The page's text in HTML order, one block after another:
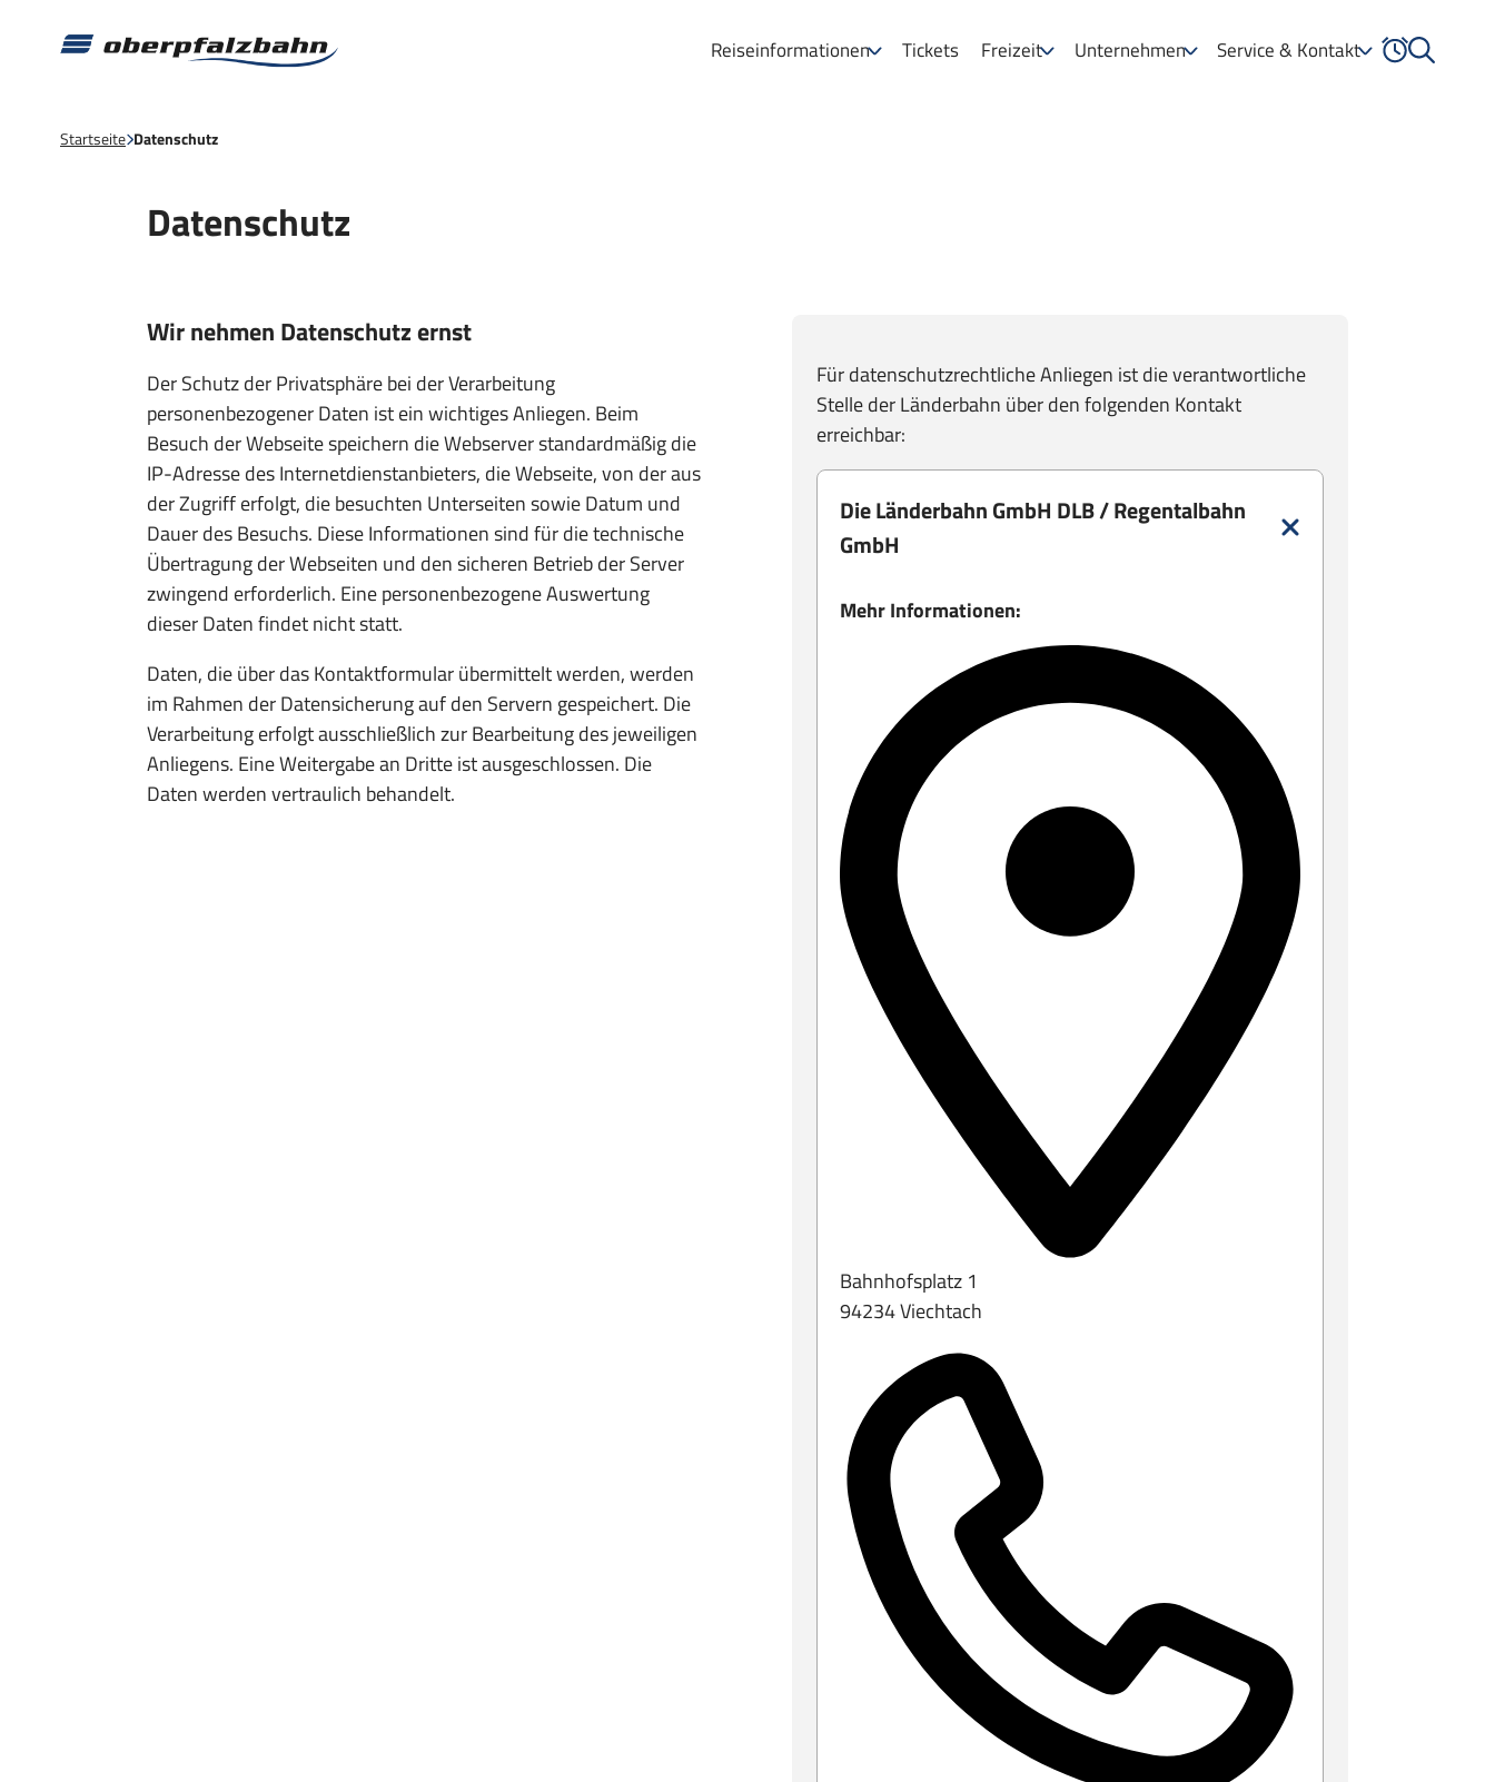
Reiseinformationen Tickets Freizeit Unternehmen Service & Kontakt
Startseite Datenschutz
Datenschutz
Wir nehmen Datenschutz ernst
Der Schutz der Privatsphäre bei der Verarbeitung
personenbezogener Daten ist ein wichtiges Anliegen. Beim
Besuch der Webseite speichern die Webserver standardmäßig die
IP-Adresse des Internetdienstanbieters, die Webseite, von der aus
der Zugriff erfolgt, die besuchten Unterseiten sowie Datum und
Dauer des Besuchs. Diese Informationen sind für die technische
Übertragung der Webseiten und den sicheren Betrieb der Server
zwingend erforderlich. Eine personenbezogene Auswertung
dieser Daten findet nicht statt.
Daten, die über das Kontaktformular übermittelt werden, werden
im Rahmen der Datensicherung auf den Servern gespeichert. Die
Verarbeitung erfolgt ausschließlich zur Bearbeitung des jeweiligen
Anliegens. Eine Weitergabe an Dritte ist ausgeschlossen. Die
Daten werden vertraulich behandelt.
Für datenschutzrechtliche Anliegen ist die verantwortliche
Stelle der Länderbahn über den folgenden Kontakt
erreichbar:
Die Länderbahn GmbH DLB / Regentalbahn
GmbH
Mehr Informationen:
Bahnhofsplatz 1
94234 Viechtach